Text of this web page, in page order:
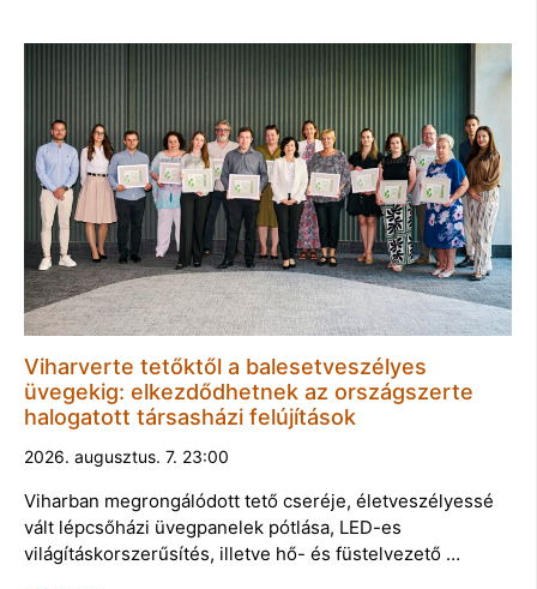
Viharverte tetőktől a balesetveszélyes
üvegekig: elkezdődhetnek az országszerte
halogatott társasházi felújítások
2026. augusztus. 7. 23:00
Viharban megrongálódott tető cseréje, életveszélyessé
vált lépcsőházi üvegpanelek pótlása, LED-es
világításkorszerűsítés, illetve hő- és füstelvezető …